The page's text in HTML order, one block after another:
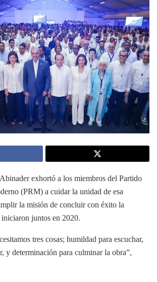
exhortó a los miembros del Partido
(PRM) a cuidar la unidad de esa
la misión de concluir con éxito la
juntos en 2020.
tres cosas; humildad para escuchar,
y determinación para culminar la obra”,